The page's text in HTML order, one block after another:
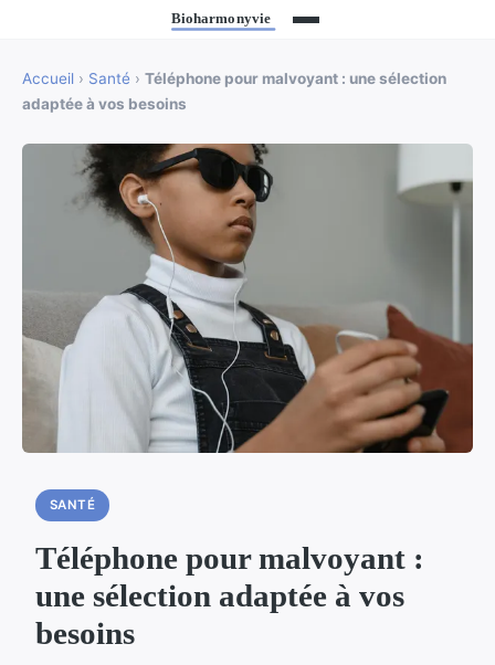
Accueil › Santé › Téléphone pour malvoyant : une sélection
adaptée à vos besoins
SANTÉ
Téléphone pour malvoyant :
une sélection adaptée à vos
besoins